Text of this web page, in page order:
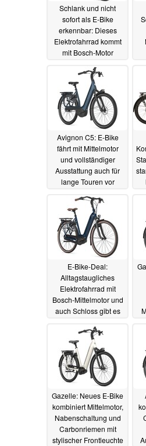
Schlank und nicht
sofort als E-Bike
erkennbar: Dieses
Elektrofahrrad kommt
mit Bosch-Motor
Avignon C5: E-Bike
fährt mit Mittelmotor
und vollständiger
Ausstattung auch für
lange Touren vor
E-Bike-Deal:
Alltagstaugliches
Elektrofahrrad mit
Bosch-Mittelmotor und
auch Schloss gibt es
20.07.2025
Gazelle: Neues E-Bike
kombiniert Mittelmotor,
Nabenschaltung und
Carbonriemen mit
stylischer Frontleuchte